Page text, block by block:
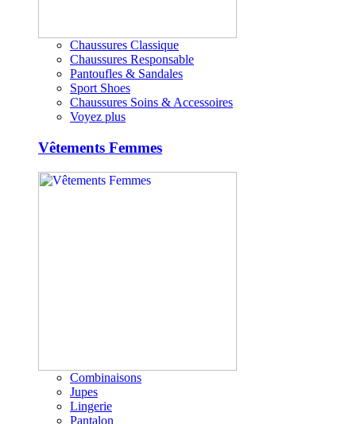
Chaussures Classique
Chaussures Responsable
Pantoufles & Sandales
Sport Shoes
Chaussures Soins & Accessoires
Voyez plus
Vêtements Femmes
Combinaisons
Jupes
Lingerie
Pantalon